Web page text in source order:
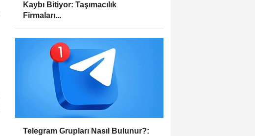
Kaybı Bitiyor: Taşımacılık
Firmaları...
Telegram Grupları Nasıl Bulunur?: